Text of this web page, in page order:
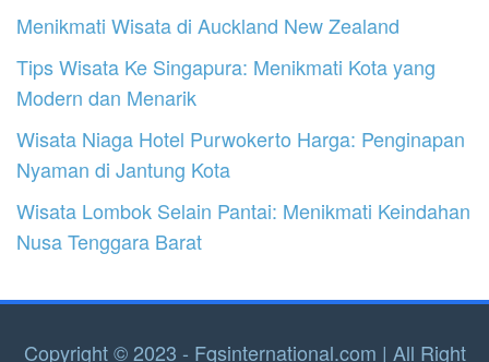
Menikmati Wisata di Auckland New Zealand
Tips Wisata Ke Singapura: Menikmati Kota yang
Modern dan Menarik
Wisata Niaga Hotel Purwokerto Harga: Penginapan
Nyaman di Jantung Kota
Wisata Lombok Selain Pantai: Menikmati Keindahan
Nusa Tenggara Barat
Copyright © 2023 - Fqsinternational.com | All Right